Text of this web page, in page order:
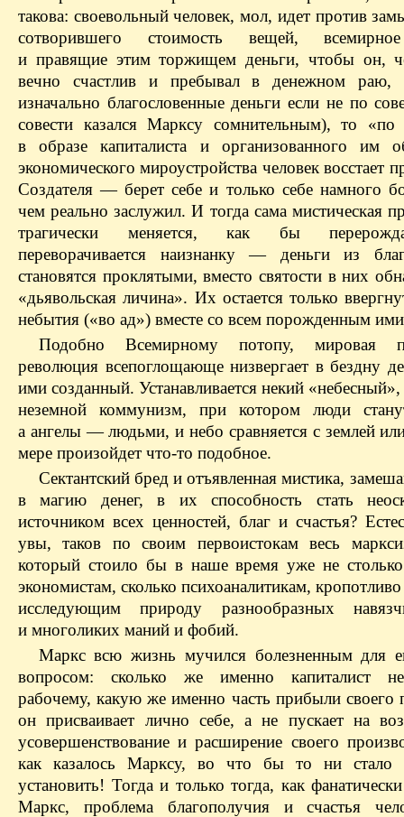
такова: своевольный человек, мол, идет против
сотворившего стоимость вещей,
и правящие этим торжищем деньги, чтобы он,
вечно счастлив и пребывал в денежном раю,
изначально благословенные деньги если не по
совести казался Марксу сомнительным), то
в образе капиталиста и организованного им
экономического мироустройства человек восстает
Создателя — берет себе и только себе намного
чем реально заслужил. И тогда сама мистическая
трагически меняется, как бы
переворачивается наизнанку — деньги из
становятся проклятыми, вместо святости в них
«дьявольская личина». Их остается только
небытия («во ад») вместе со всем порожденным
Подобно Всемирному потопу, мировая
революция всепоглощающе низвергает в бездну
ими созданный. Устанавливается некий
неземной коммунизм, при котором люди
а ангелы — людьми, и небо сравняется с землей
мере произойдет что-то подобное.
Сектантский бред и отъявленная мистика,
в магию денег, в их способность стать
источником всех ценностей, благ и счастья?
увы, таков по своим первоистокам весь
который стоило бы в наше время уже не
экономистам, сколько психоаналитикам,
исследующим природу разнообразных
и многоликих маний и фобий.
Маркс всю жизнь мучился болезненным для
вопросом: сколько же именно капиталист
рабочему, какую же именно часть прибыли своего
он присваивает лично себе, а не пускает на
усовершенствование и расширение своего
как казалось Марксу, во что бы то ни стало
установить! Тогда и только тогда, как
Маркс, проблема благополучия и счастья